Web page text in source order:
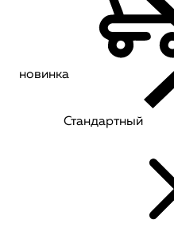
новинка
Стандартный